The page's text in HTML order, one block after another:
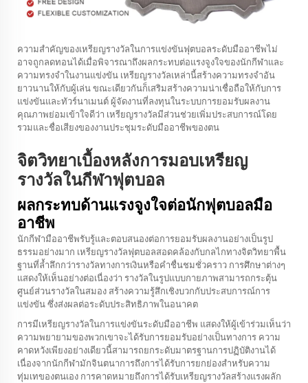
ความสำคัญของเหรียญรางวัลในการแข่งขันฟุตบอลระดับมืออาชีพไม่
อาจถูกลดทอนได้เมื่อพิจารณาถึงผลกระทบต่อแรงจูงใจของนักกีฬาและ
ความทรงจำในงานแข่งขัน เหรียญรางวัลเหล่านี้สร้างความทรงจำอัน
ยาวนานให้กับผู้เล่น ขณะเดียวกันก็เสริมสร้างความน่าเชื่อถือให้กับการ
แข่งขันและทัวร์นาเมนต์ ผู้จัดงานที่ลงทุนในระบบการยอมรับผลงาน
คุณภาพย่อมเข้าใจดีว่า เหรียญรางวัลมีส่วนช่วยเพิ่มประสบการณ์โดย
รวมและชื่อเสียงของงานประชุมระดับมืออาชีพของตน
จิตวิทยาเบื้องหลังการมอบเหรียญ
รางวัลในกีฬาฟุตบอล
ผลกระทบด้านแรงจูงใจต่อนักฟุตบอลมือ
อาชีพ
นักกีฬามืออาชีพรับรู้และตอบสนองต่อการยอมรับผลงานอย่างเป็นรูป
ธรรมอย่างมาก เหรียญรางวัลฟุตบอลสอดคล้องกับกลไกทางจิตวิทยาพื้น
ฐานที่ล้ำลึกกว่ารางวัลทางการเงินหรือคำชื่นชมชั่วคราว การศึกษาต่างๆ
แสดงให้เห็นอย่างต่อเนื่องว่า รางวัลในรูปแบบกายภาพสามารถกระตุ้น
ศูนย์ส่วนรางวัลในสมอง สร้างความรู้สึกเชิงบวกกับประสบการณ์การ
แข่งขัน ซึ่งส่งผลต่อระดับประสิทธิภาพในอนาคต
การมีเหรียญรางวัลในการแข่งขันระดับมืออาชีพ แสดงให้ผู้เข้าร่วมเห็นว่า
ความพยายามของพวกเขาจะได้รับการยอมรับอย่างเป็นทางการ ความ
คาดหวังเพียงอย่างเดียวนี้สามารถยกระดับมาตรฐานการปฏิบัติงานได้
เนื่องจากนักกีฬามักจินตนาการถึงการได้รับการยกย่องสำหรับความ
ทุ่มเทของตนเอง การคาดหมายถึงการได้รับเหรียญรางวัลสร้างแรงผลัก